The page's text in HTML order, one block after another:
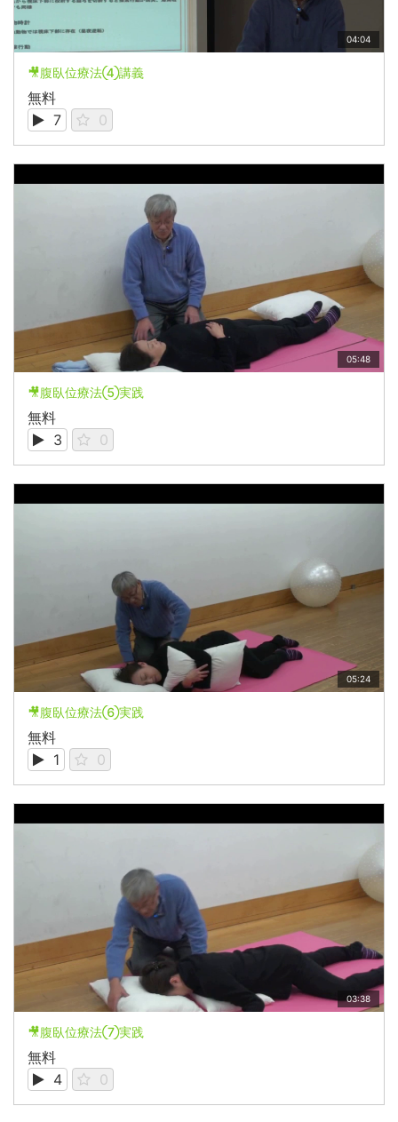
04:04
🎥腹臥位療法④講義
無料
7
0
05:48
🎥腹臥位療法⑤実践
無料
3
0
05:24
🎥腹臥位療法⑥実践
無料
1
0
03:38
🎥腹臥位療法⑦実践
無料
4
0